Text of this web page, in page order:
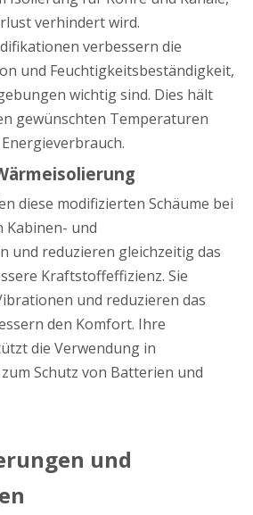
verhindert wird.
verbessern die
und Feuchtigkeitsbeständigkeit,
wichtig sind. Dies hält
gewünschten Temperaturen
diese modifizierten Schäume bei
Kabinen- und
und reduzieren gleichzeitig das
Kraftstoffeffizienz. Sie
und reduzieren das
den Komfort. Ihre
die Verwendung in
Schutz von Batterien und
und